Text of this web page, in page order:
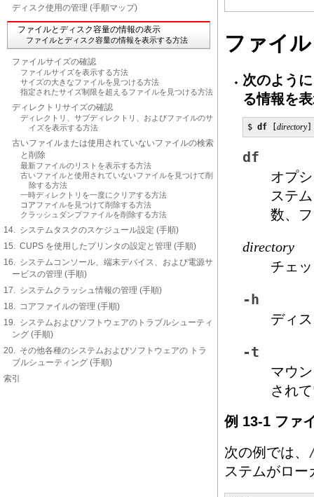
ディスク使用の管理 (手順マップ)
ファイルとディスク容量の情報の表示
ファイルとディスク容量の情報を表示する方法
ファイルサイズの確認
ファイルサイズを表示する方法
サイズの大きなファイルを見つける方法
指定されたサイズ制限を超えるファイルを見つける方法
ディレクトリサイズの確認
ディレクトリ、サブディレクトリ、およびファイルのサ
イズを表示する方法
古いファイルまたは使用されていないファイルの検索
と削除
最新ファイルのリストを表示する方法
古いファイルと使用されていないファイルを見つけて削
除する方法
一時ディレクトリを一度にクリアする方法
コアファイルを見つけて削除する方法
クラッシュダンプファイルを削除する方法
14. システムタスクのスケジュール設定 (手順)
15. CUPS を使用したプリンタの設定と管理 (手順)
16. システムコンソール、端末デバイス、および電源サ
ービスの管理 (手順)
17. システムクラッシュ情報の管理 (手順)
18. コアファイルの管理 (手順)
19. システムおよびソフトウェアのトラブルシューティ
ング (手順)
20. その他各種のシステムおよびソフトウェアの トラ
ブルシューティング (手順)
索引
ファイ
次のよう
る情報を
$ df directory]
df
オプ
ステ
数、
directory
チェ
-h
ディ
-t
マウ
され
例 13-1 ファ
次の例では、
ステムがロ